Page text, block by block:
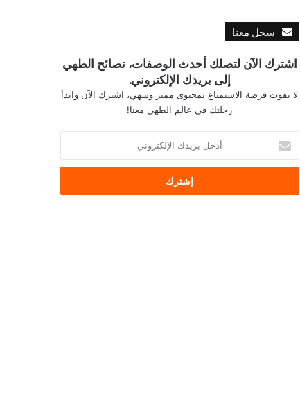
سجل معنا
اشترك الآن لتصلك أحدث الوصفات، نصائح الطهي
إلى بريدك الإلكتروني.
لا تفوت فرصة الاستمتاع بمحتوى مميز وشهي، اشترك الآن وابدأ
رحلتك في عالم الطهي معنا!
خ
ب